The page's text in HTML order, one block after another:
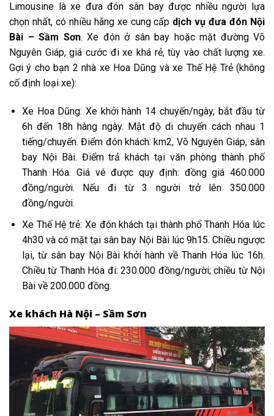
Limousine là xe đưa đón sân bay được nhiều người lựa
chọn nhất, có nhiều hãng xe cung cấp dịch vụ đưa đón Nội
Bài – Sầm Sơn. Xe đón ở sân bay hoặc mặt đường Võ
Nguyên Giáp, giá cước đi xe khá rẻ, tùy vào chất lượng xe.
Gợi ý cho bạn 2 nhà xe Hoa Dũng và xe Thế Hệ Trẻ (không
cố định loại xe):
Xe Hoa Dũng: Xe khởi hành 14 chuyến/ngày, bắt đầu từ
6h đến 18h hàng ngày. Mật độ di chuyển cách nhau 1
tiếng/chuyến. Điểm đón khách: km2, Võ Nguyên Giáp, sân
bay Nội Bài. Điểm trả khách tại văn phòng thành phố
Thanh Hóa. Giá vé được quy định: đồng giá 460.000
đồng/người. Nếu đi từ 3 người trở lên 350.000
đồng/người.
Xe Thế Hệ trẻ: Xe đón khách tại thành phố Thanh Hóa lúc
4h30 và có mặt tại sân bay Nội Bài lúc 9h15. Chiều ngược
lại, từ sân bay Nội Bài khởi hành về Thanh Hóa lúc 16h.
Chiều từ Thanh Hóa đi: 230.000 đồng/người; chiều từ Nội
Bài về 200.000 đồng.
Xe khách Hà Nội – Sầm Sơn